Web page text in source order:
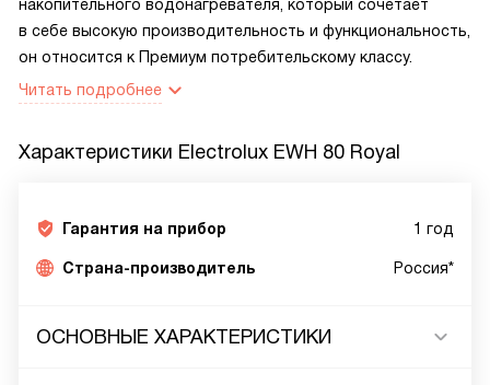
накопительного водонагревателя, который сочетает
в себе высокую производительность и функциональность,
он относится к Премиум потребительскому классу.
Читать подробнее
Характеристики Electrolux EWH 80 Royal
Гарантия на прибор 1 год
Страна-производитель Россия*
ОСНОВНЫЕ ХАРАКТЕРИСТИКИ